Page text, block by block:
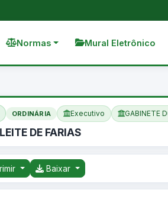
Normas Mural Eletrônico
ORDINÁRIA Executivo GABINETE
DE FARIAS
Baixar